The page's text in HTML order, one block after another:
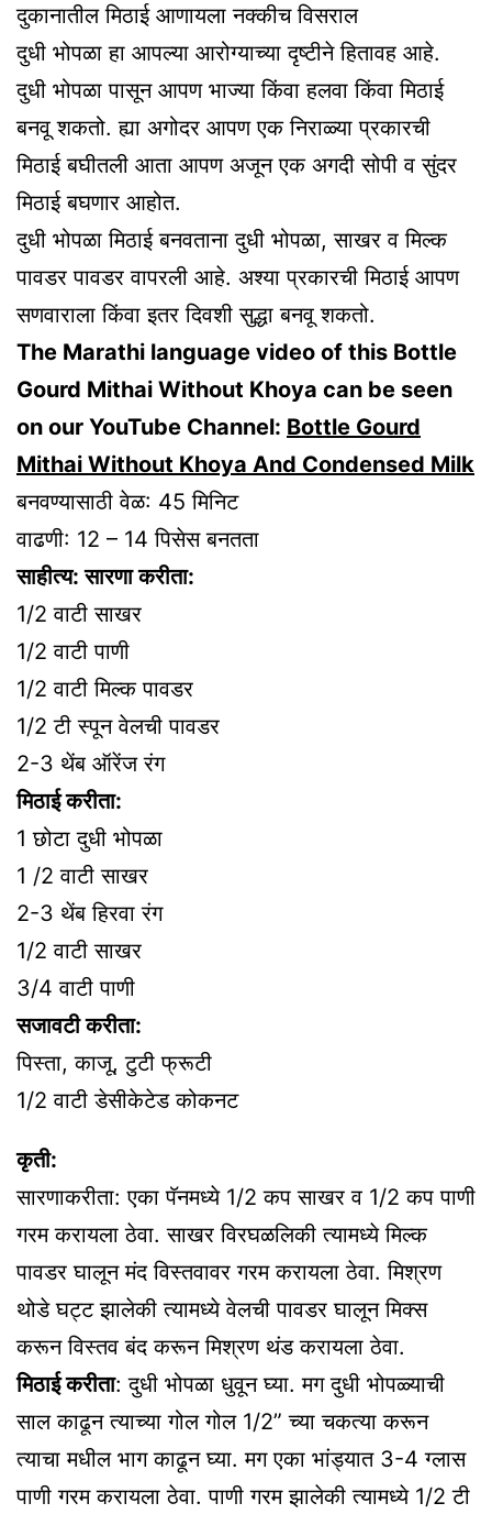
दुकानातील मिठाई आणायला नक्कीच विसराल
दुधी भोपळा हा आपल्या आरोग्याच्या दृष्टीने हितावह आहे.
दुधी भोपळा पासून आपण भाज्या किंवा हलवा किंवा मिठाई
बनवू शकतो. ह्या अगोदर आपण एक निराळ्या प्रकारची
मिठाई बघीतली आता आपण अजून एक अगदी सोपी व सुंदर
मिठाई बघणार आहोत.
दुधी भोपळा मिठाई बनवताना दुधी भोपळा, साखर व मिल्क
पावडर पावडर वापरली आहे. अश्या प्रकारची मिठाई आपण
सणवाराला किंवा इतर दिवशी सुद्धा बनवू शकतो.
The Marathi language video of this Bottle
Gourd Mithai Without Khoya can be seen
on our YouTube Channel: Bottle Gourd
Mithai Without Khoya And Condensed Milk
बनवण्यासाठी वेळ: 45 मिनिट
वाढणी: 12 – 14 पिसेस बनतता
साहीत्य: सारणा करीता:
1/2 वाटी साखर
1/2 वाटी पाणी
1/2 वाटी मिल्क पावडर
1/2 टी स्पून वेलची पावडर
2-3 थेंब ऑरेंज रंग
मिठाई करीता:
1 छोटा दुधी भोपळा
1 /2 वाटी साखर
2-3 थेंब हिरवा रंग
1/2 वाटी साखर
3/4 वाटी पाणी
सजावटी करीता:
पिस्ता, काजू, टुटी फ्रूटी
1/2 वाटी डेसीकेटेड कोकनट
कृती:
सारणाकरीता: एका पॅनमध्ये 1/2 कप साखर व 1/2 कप पाणी
गरम करायला ठेवा. साखर विरघळलिकी त्यामध्ये मिल्क
पावडर घालून मंद विस्तवावर गरम करायला ठेवा. मिश्रण
थोडे घट्ट झालेकी त्यामध्ये वेलची पावडर घालून मिक्स
करून विस्तव बंद करून मिश्रण थंड करायला ठेवा.
मिठाई करीता: दुधी भोपळा धुवून घ्या. मग दुधी भोपळ्याची
साल काढून त्याच्या गोल गोल 1/2” च्या चकत्या करून
त्याचा मधील भाग काढून घ्या. मग एका भांड्यात 3-4 ग्लास
पाणी गरम करायला ठेवा. पाणी गरम झालेकी त्यामध्ये 1/2 टी